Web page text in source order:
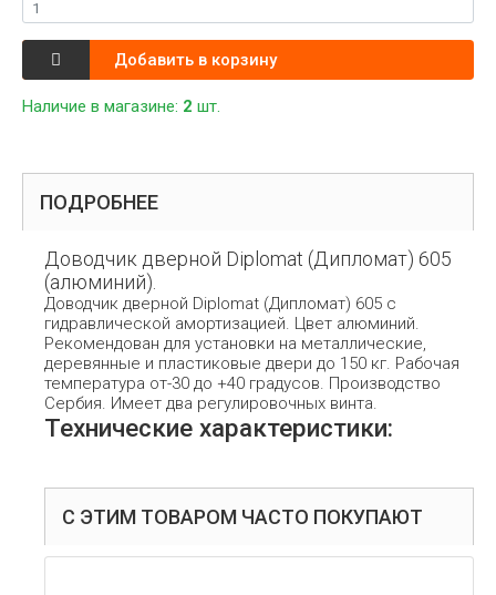
Добавить в корзину
Наличие в магазине: 2 шт.
ПОДРОБНЕЕ
Доводчик дверной Diplomat (Дипломат) 605
(алюминий).
Доводчик дверной Diplomat (Дипломат) 605 с
гидравлической амортизацией. Цвет алюминий.
Рекомендован для установки на металлические,
деревянные и пластиковые двери до 150 кг. Рабочая
температура от-30 до +40 градусов. Производство
Сербия. Имеет два регулировочных винта.
Технические характеристики:
С ЭТИМ ТОВАРОМ ЧАСТО ПОКУПАЮТ